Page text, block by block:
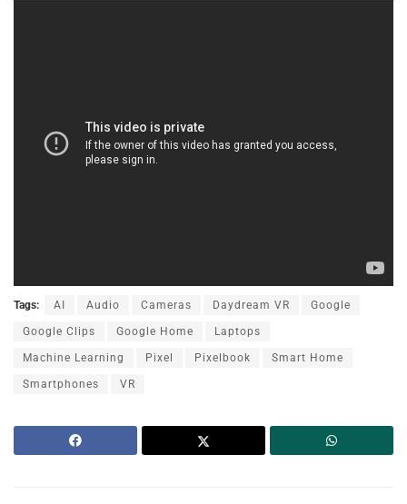
Tags: AI Audio Cameras Daydream VR Google
Google Clips Google Home Laptops
Machine Learning Pixel Pixelbook Smart Home
Smartphones VR